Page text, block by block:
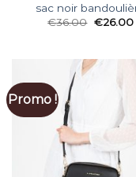
sac noir
€36.00 €26.00
Promo !